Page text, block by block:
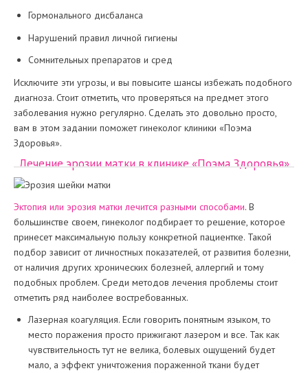
Гормонального дисбаланса
Нарушений правил личной гигиены
Сомнительных препаратов и сред
Исключите эти угрозы, и вы повысите шансы избежать подобного
диагноза. Стоит отметить, что проверяться на предмет этого
заболевания нужно регулярно. Сделать это довольно просто,
вам в этом задании поможет гинеколог клиники «Поэма
Здоровья».
Лечение эрозии матки в клинике «Поэма Здоровья»
Эктопия или эрозия матки лечится разными способами. В
большинстве своем, гинеколог подбирает то решение, которое
принесет максимальную пользу конкретной пациентке. Такой
подбор зависит от личностных показателей, от развития болезни,
от наличия других хронических болезней, аллергий и тому
подобных проблем. Среди методов лечения проблемы стоит
отметить ряд наиболее востребованных.
Лазерная коагуляция. Если говорить понятным языком, то
место поражения просто прижигают лазером и все. Так как
чувствительность тут не велика, болевых ощущений будет
мало, а эффект уничтожения пораженной ткани будет